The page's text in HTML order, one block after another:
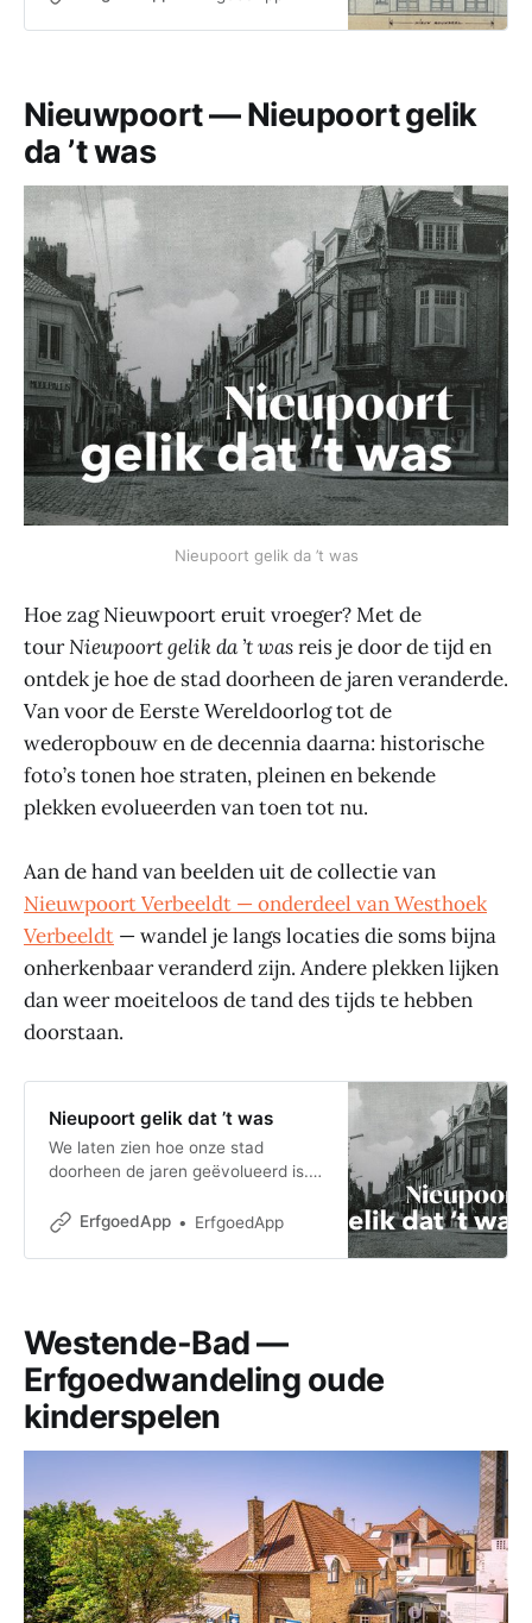
Nieuwpoort — Nieupoort gelik
da ’t was
Nieupoort gelik da ’t was
Hoe zag Nieuwpoort eruit vroeger? Met de
tourNieupoort gelik da ’t wasreis je door de tijd en
ontdek je hoe de stad doorheen de jaren veranderde.
Van voor de Eerste Wereldoorlog tot de
wederopbouw en de decennia daarna: historische
foto’s tonen hoe straten, pleinen en bekende
plekken evolueerden van toen tot nu.
Aan de hand van beelden uit de collectie van
Nieuwpoort Verbeeldt — onderdeel van Westhoek
Verbeeldt — wandel je langs locaties die soms bijna
onherkenbaar veranderd zijn. Andere plekken lijken
dan weer moeiteloos de tand des tijds te hebben
doorstaan.
Nieupoort gelik dat ’t was
We laten zien hoe onze stad
doorheen de jaren geëvolueerd is.
eruit voor de Eerste Wereldoorlog,
ErfgoedApp ErfgoedApp
Westende-Bad —
Erfgoedwandeling oude
kinderspelen